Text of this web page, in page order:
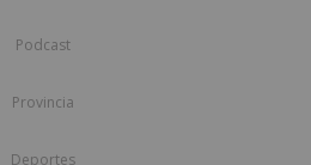
Podcast
Provincia
Deportes